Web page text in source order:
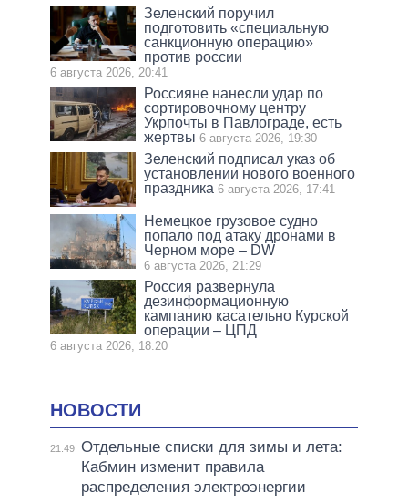
Зеленский поручил
подготовить «специальную
санкционную операцию»
против россии
6 августа 2026, 20:41
Россияне нанесли удар по
сортировочному центру
Укрпочты в Павлограде, есть
жертвы 6 августа 2026, 19:30
Зеленский подписал указ об
установлении нового военного
праздника 6 августа 2026, 17:41
Немецкое грузовое судно
попало под атаку дронами в
Черном море – DW
6 августа 2026, 21:29
Россия развернула
дезинформационную
кампанию касательно Курской
операции – ЦПД
6 августа 2026, 18:20
НОВОСТИ
21:49 Отдельные списки для зимы и лета:
Кабмин изменит правила
распределения электроэнергии